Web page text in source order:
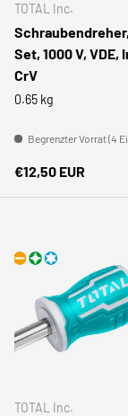
TOTAL Inc.
Set, 1000 V, VDE,
CrV
0.65 kg
Begrenzter Vorrat (4
Normaler Preis
€12,50 EUR
TOTAL Inc.